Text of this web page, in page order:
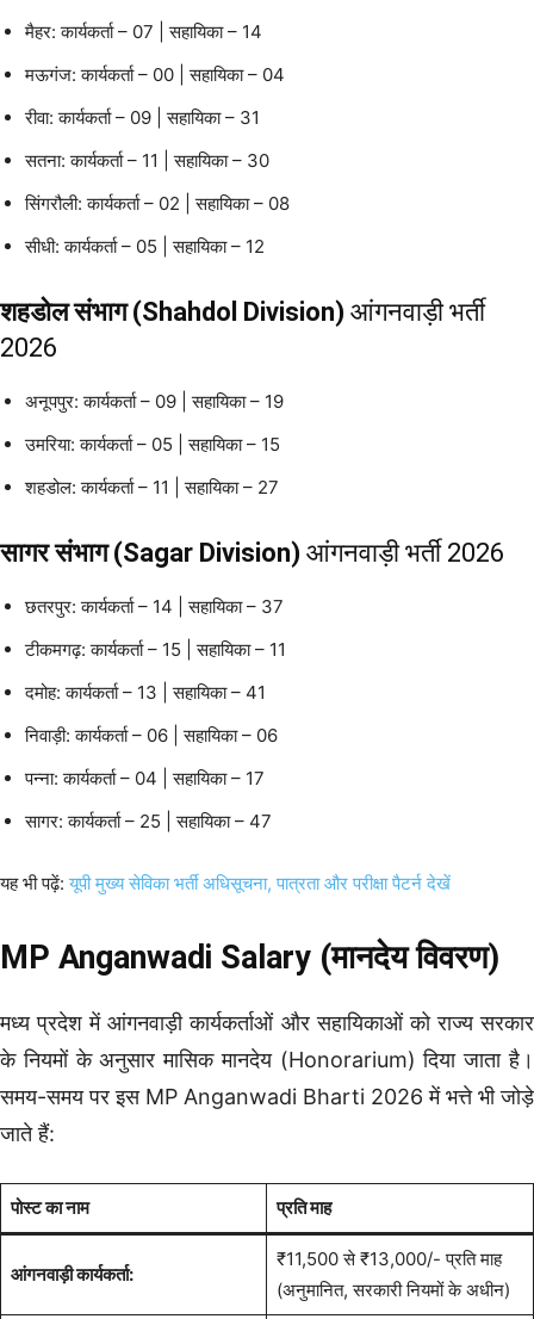
मैहर: कार्यकर्ता – 07 | सहायिका – 14
मऊगंज: कार्यकर्ता – 00 | सहायिका – 04
रीवा: कार्यकर्ता – 09 | सहायिका – 31
सतना: कार्यकर्ता – 11 | सहायिका – 30
सिंगरौली: कार्यकर्ता – 02 | सहायिका – 08
सीधी: कार्यकर्ता – 05 | सहायिका – 12
शहडोल संभाग (Shahdol Division) आंगनवाड़ी भर्ती
2026
अनूपपुर: कार्यकर्ता – 09 | सहायिका – 19
उमरिया: कार्यकर्ता – 05 | सहायिका – 15
शहडोल: कार्यकर्ता – 11 | सहायिका – 27
सागर संभाग (Sagar Division) आंगनवाड़ी भर्ती 2026
छतरपुर: कार्यकर्ता – 14 | सहायिका – 37
टीकमगढ़: कार्यकर्ता – 15 | सहायिका – 11
दमोह: कार्यकर्ता – 13 | सहायिका – 41
निवाड़ी: कार्यकर्ता – 06 | सहायिका – 06
पन्ना: कार्यकर्ता – 04 | सहायिका – 17
सागर: कार्यकर्ता – 25 | सहायिका – 47
यह भी पढ़ें:यूपी मुख्य सेविका भर्ती अधिसूचना, पात्रता और परीक्षा पैटर्न देखें
MP Anganwadi Salary (मानदेय विवरण)
मध्य प्रदेश में आंगनवाड़ी कार्यकर्ताओं और सहायिकाओं को राज्य सरकार
के नियमों के अनुसार मासिक मानदेय (Honorarium) दिया जाता है।
समय-समय पर इस MP Anganwadi Bharti 2026 में भत्ते भी जोड़े
जाते हैं:
पोस्ट का नाम प्रति माह
आंगनवाड़ी कार्यकर्ता:
₹11,500 से ₹13,000/- प्रति माह
(अनुमानित, सरकारी नियमों के अधीन)